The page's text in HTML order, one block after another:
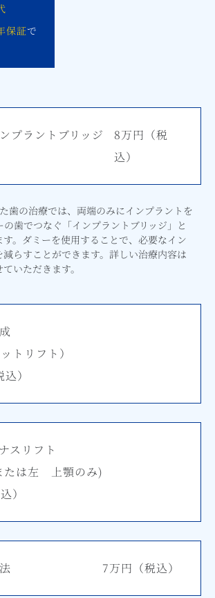
保証で
プラントブリッジ
8万円 （税
込）
歯の治療では、両端のみにインプラントを
の歯でつなぐ「インプラントブリッジ」と
。ダミーを使用することで、必要なイン
減らすことができます。詳しい治療内容は
いただきます。
トリフト）
込）
スリフト
たは左 上顎のみ)
）
7万円 （税込）